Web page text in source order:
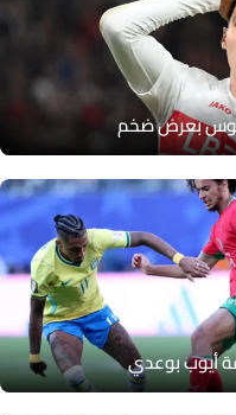
بعرض ضخم
بوعدي